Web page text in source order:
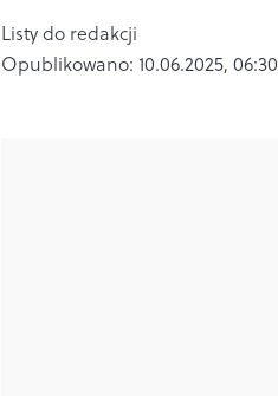
Listy do redakcji
Opublikowano: 10.06.2025, 06:30